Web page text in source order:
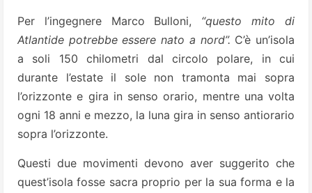
Per l’ingegnere Marco Bulloni, “questo mito di
Atlantide potrebbe essere nato a nord”. C’è un’isola
a soli 150 chilometri dal circolo polare, in cui
durante l’estate il sole non tramonta mai sopra
l’orizzonte e gira in senso orario, mentre una volta
ogni 18 anni e mezzo, la luna gira in senso antiorario
sopra l’orizzonte.
Questi due movimenti devono aver suggerito che
quest’isola fosse sacra proprio per la sua forma e la